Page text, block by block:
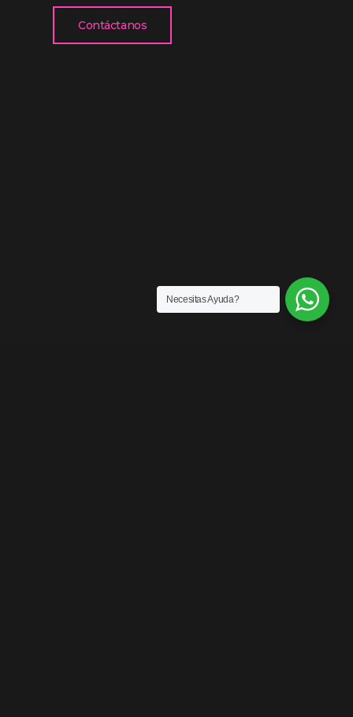
Contáctanos
Necesitas Ayuda?